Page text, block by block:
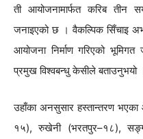
ती आयोजनामार्फत करिब तीन
जनाइएको छ । वैकल्पिक सिँचाइ
आयोजना निर्माण गरिएको
प्रमुख विश्वबन्धु केसीले बताउनुभयो
उहाँका अनसुसार हस्तान्तरण
१५), रुखेनी (भरतपुर–१८),